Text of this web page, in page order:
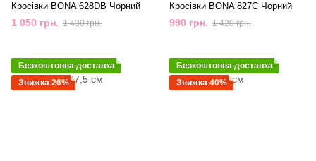
Кросівки BONA 628DB Чорний
1 050 грн. 1 430 грн.
Кросівки BONA 827C Чорний
990 грн. 1 420 грн.
Безкоштовна доставка
Знижка 26%
Безкоштовна доставка
Знижка 40%